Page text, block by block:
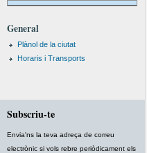
General
Plànol de la ciutat
Horaris i Transports
Subscriu-te
Envia'ns la teva adreça de correu
electrònic si vols rebre periòdicament els